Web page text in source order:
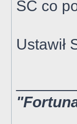
SC co
Ustawił